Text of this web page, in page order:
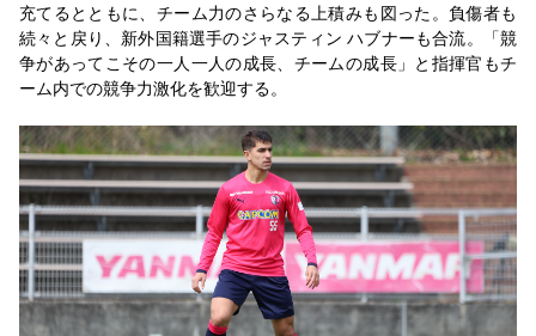
充てるとともに、チーム力のさらなる上積みも図った。負傷者も
続々と戻り、新外国籍選手のジャスティン ハブナーも合流。「競
争があってこその一人一人の成長、チームの成長」と指揮官もチ
ーム内での競争力激化を歓迎する。